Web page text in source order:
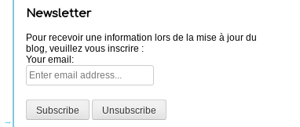
→
Newsletter
Pour recevoir une information lors de la mise à jour du
blog, veuillez vous inscrire :
Your email: